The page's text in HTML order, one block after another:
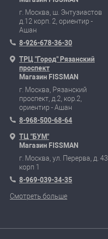
г. Москва, ш. Энтузиастов
д.12 корп. 2, ориентир -
Ашан
8-926-678-36-30
ТРЦ "Город" Рязанский
проспект
Магазин FISSMAN
г. Москва, Рязанский
проспект, д.2, кор.2,
ориентир - Ашан
8-968-500-68-64
ТЦ "БУМ"
Магазин FISSMAN
г. Москва, ул. Перерва, д. 43,
корп 1
8-969-039-34-35
Смотреть больше